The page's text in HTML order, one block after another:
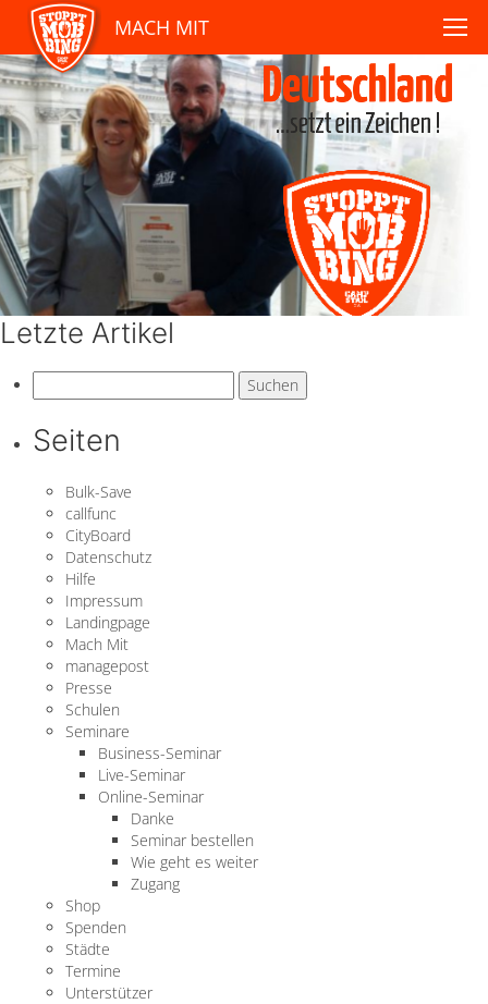
MACH MIT
Letzte Artikel
nach:
Seiten
Bulk-Save
callfunc
CityBoard
Datenschutz
Hilfe
Impressum
Landingpage
Mach Mit
managepost
Presse
Schulen
Seminare
Business-Seminar
Live-Seminar
Online-Seminar
Danke
Seminar bestellen
Wie geht es weiter
Zugang
Shop
Spenden
Städte
Termine
Unterstützer